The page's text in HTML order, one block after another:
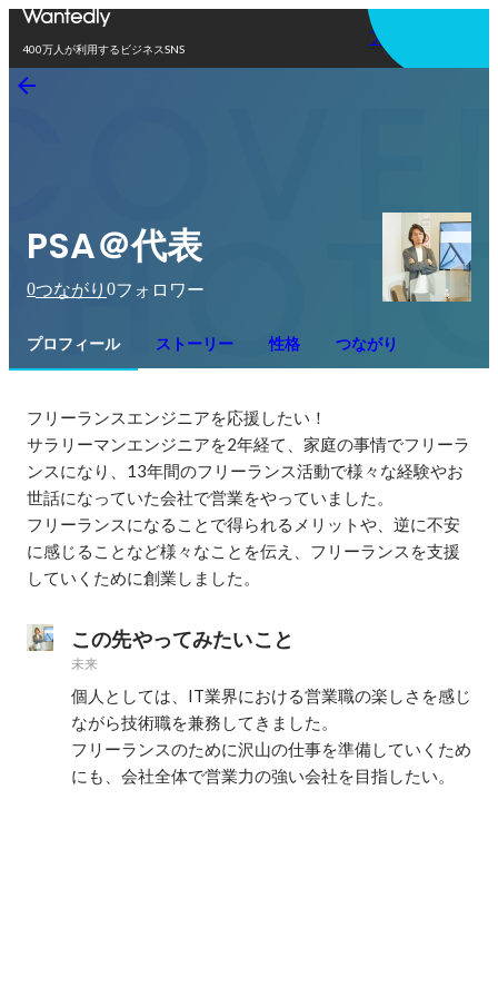
400万人が利用するビジネスSNS
アプリを使う
PSA＠代表
0つながり 0フォロワー
プロフィール ストーリー 性格 つながり
フリーランスエンジニアを応援したい！
サラリーマンエンジニアを2年経て、家庭の事情でフリーラ
ンスになり、13年間のフリーランス活動で様々な経験やお
世話になっていた会社で営業をやっていました。
フリーランスになることで得られるメリットや、逆に不安
に感じることなど様々なことを伝え、フリーランスを支援
していくために創業しました。
この先やってみたいこと
未来
個人としては、IT業界における営業職の楽しさを感じ
ながら技術職を兼務してきました。
フリーランスのために沢山の仕事を準備していくため
にも、会社全体で営業力の強い会社を目指したい。